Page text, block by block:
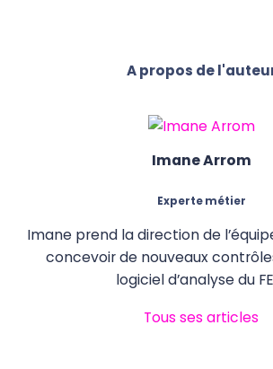
A propos de
Imane Arrom
Experte métier
Imane prend la direction de
concevoir de nouveaux
logiciel d’analyse du
Tous ses articles